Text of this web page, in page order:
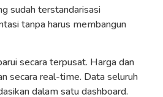
sudah terstandarisasi
tanpa harus membangun
secara terpusat. Harga dan
secara real-time. Data seluruh
dalam satu dashboard.